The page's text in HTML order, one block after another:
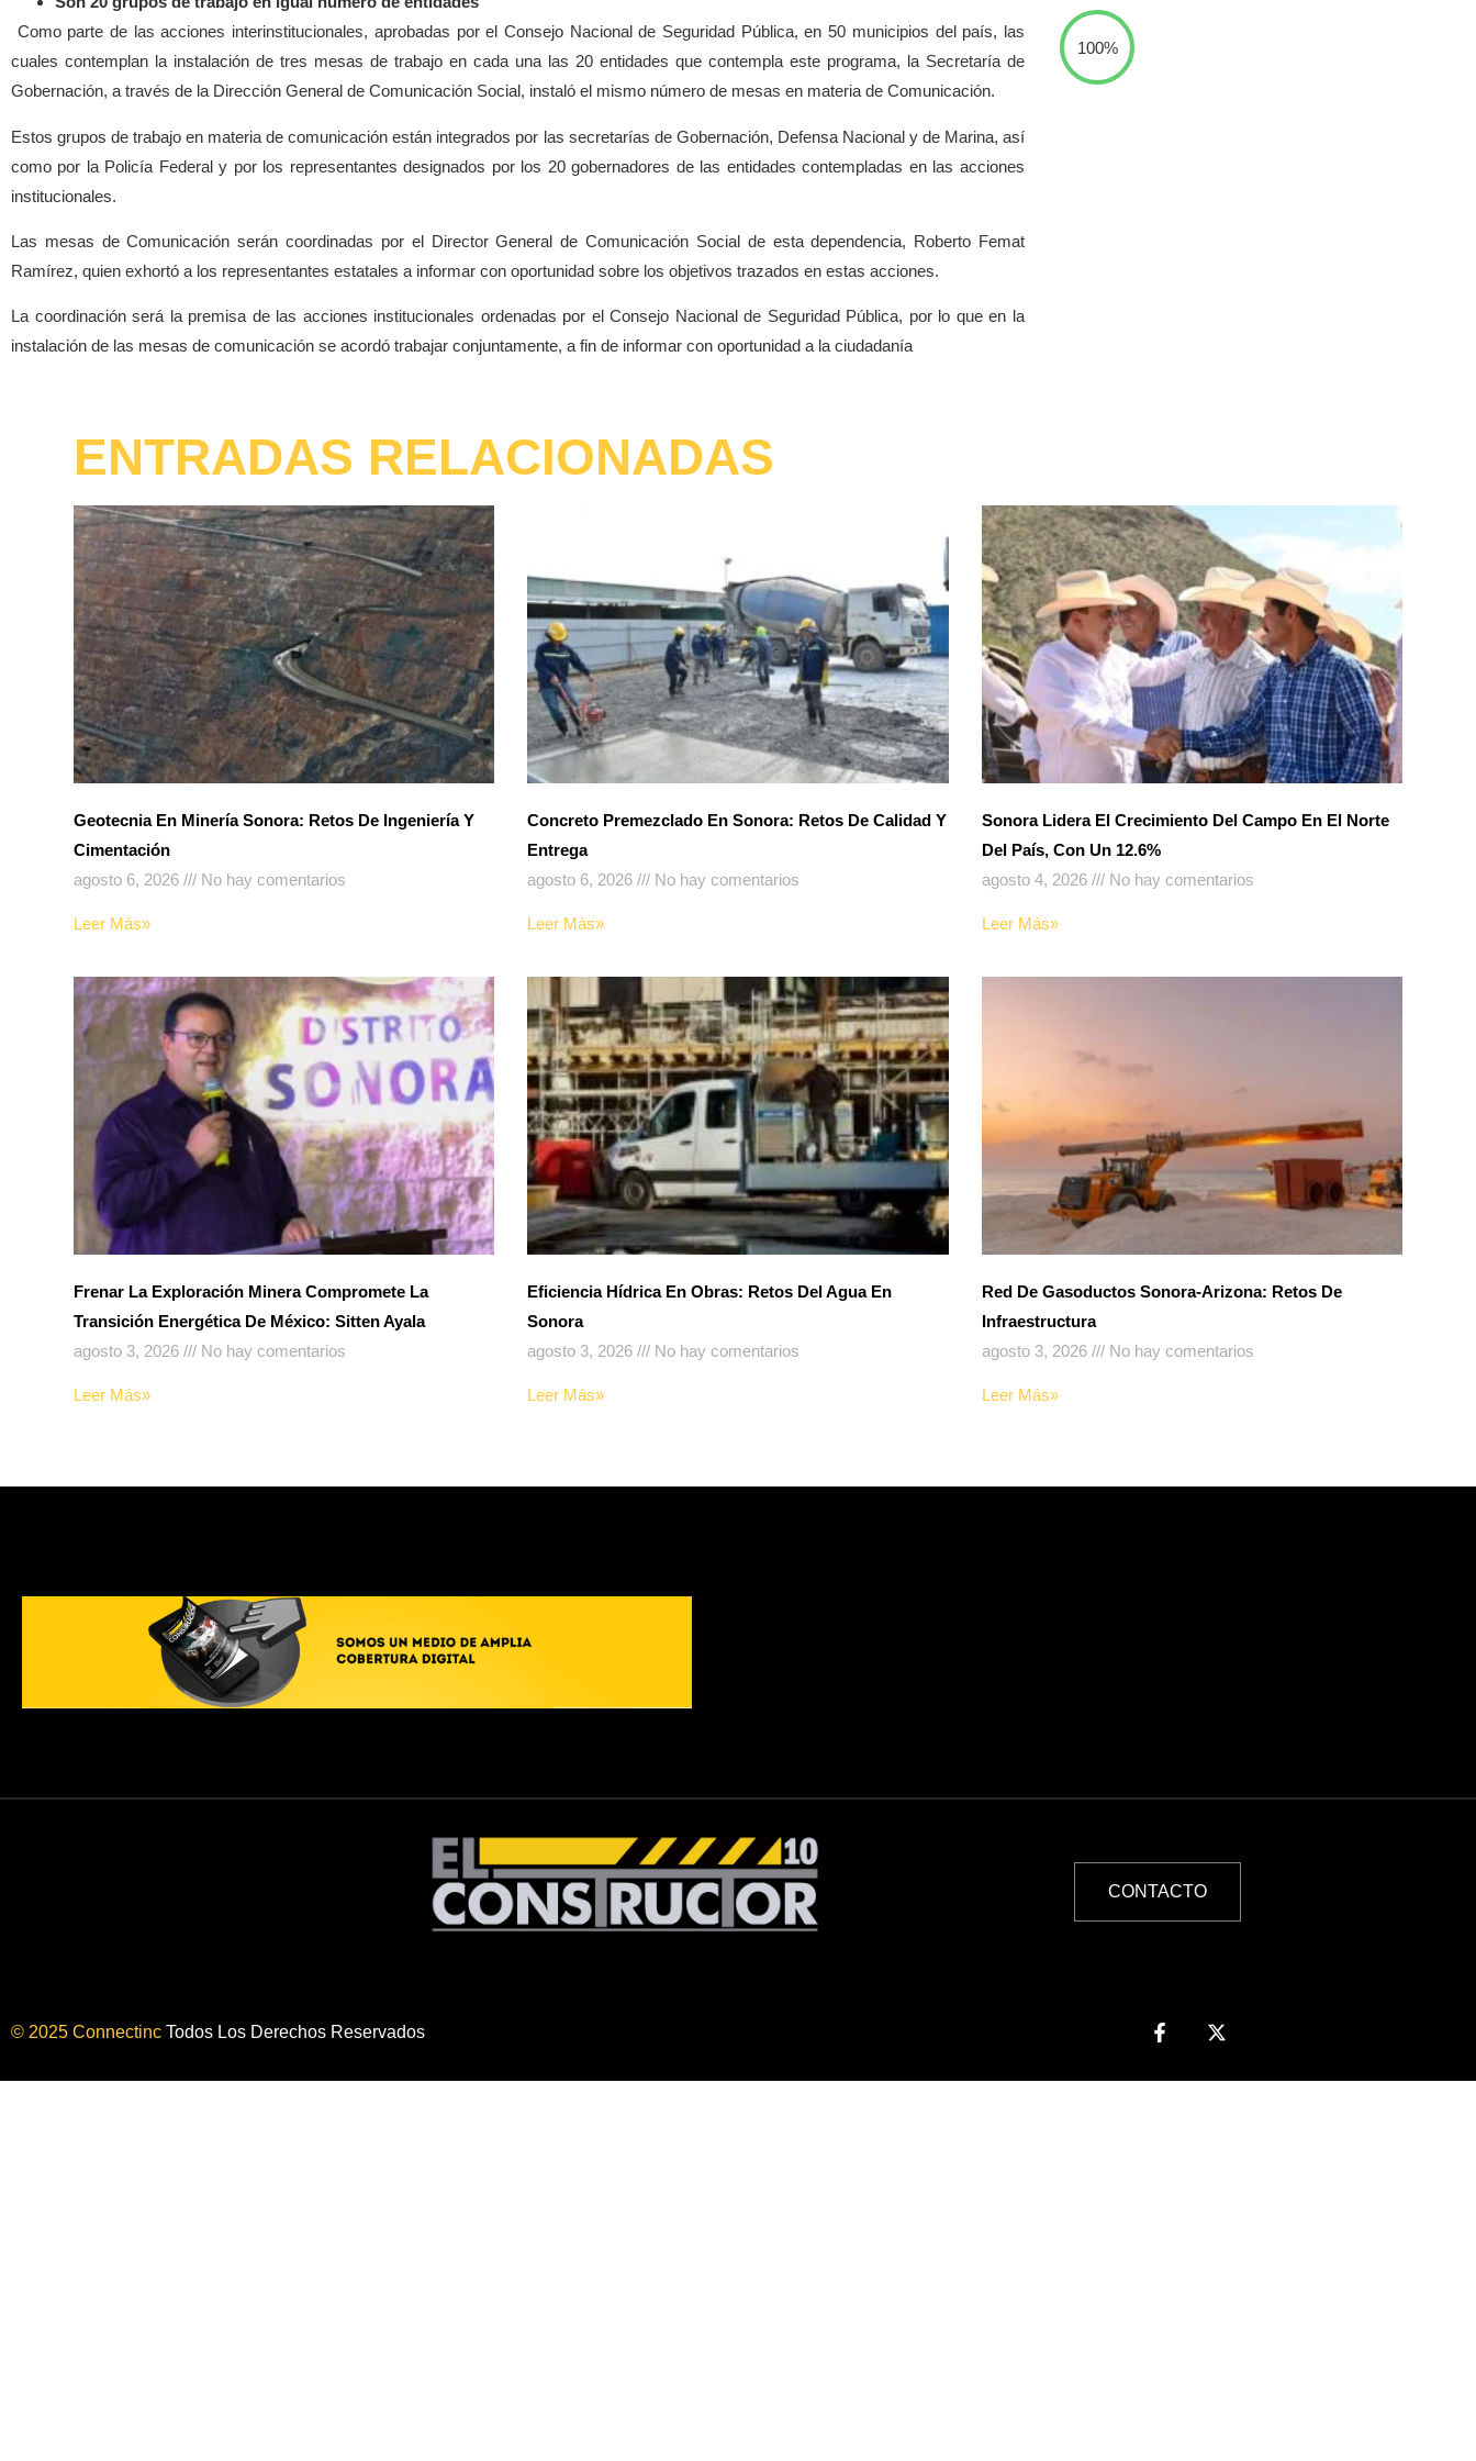
Como parte de las acciones interinstitucionales, aprobadas por el Consejo Nacional de Seguridad Pública, en 50 municipios del país, las
cuales contemplan la instalación de tres mesas de trabajo en cada una las 20 entidades que contempla este programa, la Secretaría de
Gobernación, a través de la Dirección General de Comunicación Social, instaló el mismo número de mesas en materia de Comunicación.
Estos grupos de trabajo en materia de comunicación están integrados por las secretarías de Gobernación, Defensa Nacional y de Marina, así
como por la Policía Federal y por los representantes designados por los 20 gobernadores de las entidades contempladas en las acciones
institucionales.
Las mesas de Comunicación serán coordinadas por el Director General de Comunicación Social de esta dependencia, Roberto Femat
Ramírez, quien exhortó a los representantes estatales a informar con oportunidad sobre los objetivos trazados en estas acciones.
La coordinación será la premisa de las acciones institucionales ordenadas por el Consejo Nacional de Seguridad Pública, por lo que en la
instalación de las mesas de comunicación se acordó trabajar conjuntamente, a fin de informar con oportunidad a la ciudadanía
100%
ENTRADAS RELACIONADAS
Geotecnia En Minería Sonora: Retos De Ingeniería Y
Cimentación
agosto 6, 2026
No hay comentarios
Leer Más»
Concreto Premezclado En Sonora: Retos De Calidad Y
Entrega
agosto 6, 2026
No hay comentarios
Leer Más»
Sonora Lidera El Crecimiento Del Campo En El Norte
Del País, Con Un 12.6%
agosto 4, 2026
No hay comentarios
Leer Más»
Frenar La Exploración Minera Compromete La
Transición Energética De México: Sitten Ayala
agosto 3, 2026
No hay comentarios
Leer Más»
Eficiencia Hídrica En Obras: Retos Del Agua En
Sonora
agosto 3, 2026
No hay comentarios
Leer Más»
Red De Gasoductos Sonora-Arizona: Retos De
Infraestructura
agosto 3, 2026
No hay comentarios
Leer Más»
CONTACTO
© 2025 Connectinc Todos Los Derechos Reservados